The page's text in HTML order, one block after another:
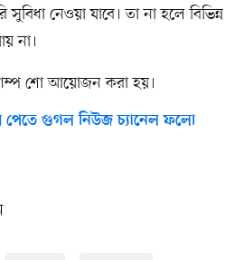
নেওয়া যাবে। তা না হলে বিভিন্ন
না।
শো আয়োজন করা হয়।
গুগল নিউজ চ্যানেল ফলো